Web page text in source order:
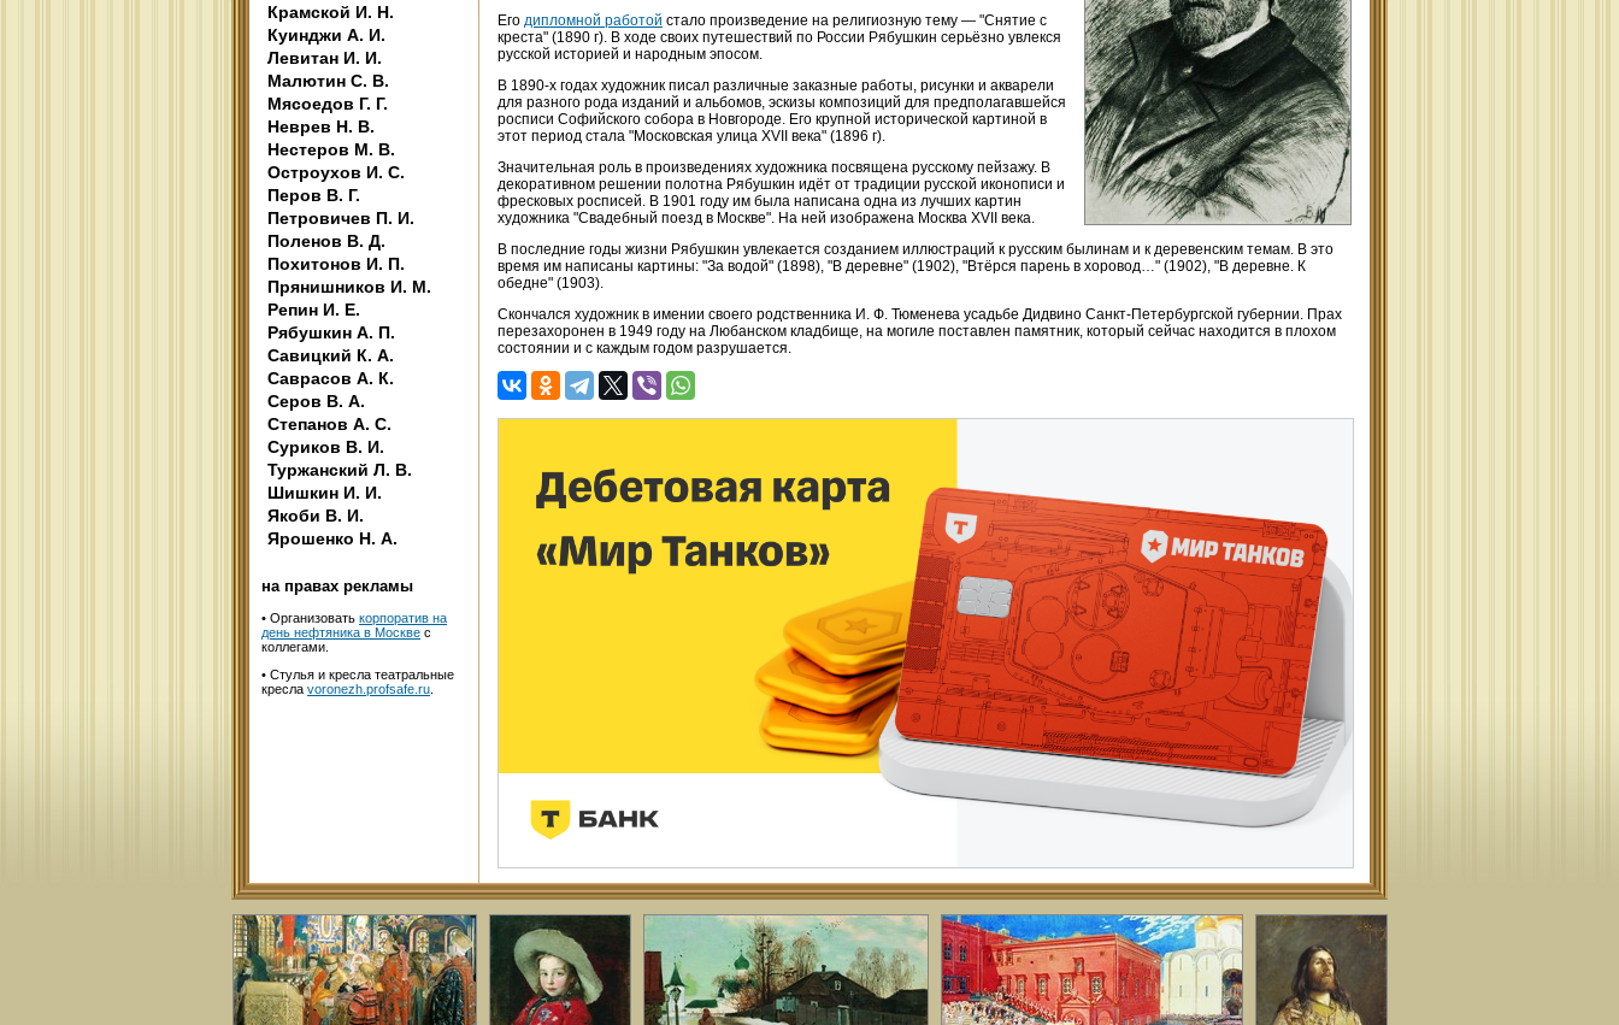
Крамской И. Н.
Куинджи А. И.
Левитан И. И.
Малютин С. В.
Мясоедов Г. Г.
Неврев Н. В.
Нестеров М. В.
Остроухов И. С.
Перов В. Г.
Петровичев П. И.
Поленов В. Д.
Похитонов И. П.
Прянишников И. М.
Репин И. Е.
Рябушкин А. П.
Савицкий К. А.
Саврасов А. К.
Серов В. А.
Степанов А. С.
Суриков В. И.
Туржанский Л. В.
Шишкин И. И.
Якоби В. И.
Ярошенко Н. А.
на правах рекламы
• Организовать корпоратив на
день нефтяника в Москве с
коллегами.
• Стулья и кресла театральные
кресла voronezh.profsafe.ru
Его дипломной работой стало произведение на религиозную тему — "Снятие с
креста" (1890 г). В ходе своих путешествий по России Рябушкин серьёзно увлекся
русской историей и народным эпосом.
В 1890-х годах художник писал различные заказные работы, рисунки и акварели
для разного рода изданий и альбомов, эскизы композиций для предполагавшейся
росписи Софийского собора в Новгороде. Его крупной исторической картиной в
этот период стала "Московская улица XVII века" (1896 г).
Значительная роль в произведениях художника посвящена русскому пейзажу. В
декоративном решении полотна Рябушкин идёт от традиции русской иконописи и
фресковых росписей. В 1901 году им была написана одна из лучших картин
художника "Свадебный поезд в Москве". На ней изображена Москва XVII века.
В последние годы жизни Рябушкин увлекается созданием иллюстраций к русским былинам и к деревенским темам. В это
время им написаны картины: "За водой" (1898), "В деревне" (1902), "Втёрся парень в хоровод…" (1902), "В деревне. К
обедне" (1903).
Скончался художник в имении своего родственника И. Ф. Тюменева усадьбе Дидвино Санкт-Петербургской губернии. Прах
перезахоронен в 1949 году на Любанском кладбище, на могиле поставлен памятник, который сейчас находится в плохом
состоянии и с каждым годом разрушается.